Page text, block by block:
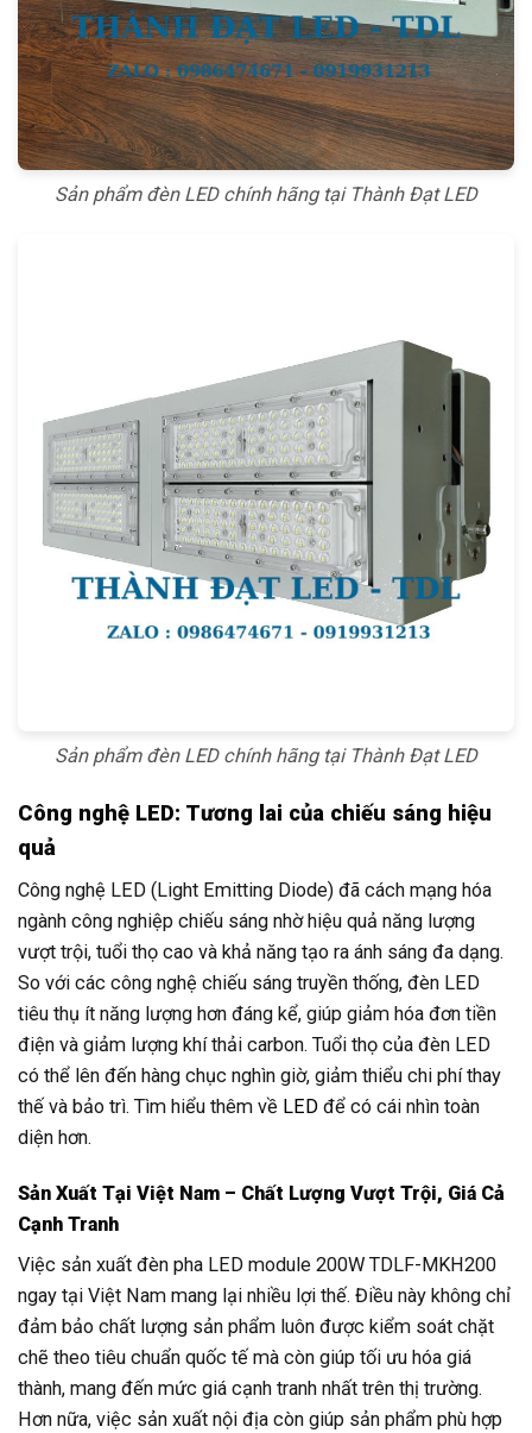
Sản phẩm đèn LED chính hãng tại Thành Đạt LED
Sản phẩm đèn LED chính hãng tại Thành Đạt LED
Công nghệ LED: Tương lai của chiếu sáng hiệu
quả
Công nghệ LED (Light Emitting Diode) đã cách mạng hóa
ngành công nghiệp chiếu sáng nhờ hiệu quả năng lượng
vượt trội, tuổi thọ cao và khả năng tạo ra ánh sáng đa dạng.
So với các công nghệ chiếu sáng truyền thống, đèn LED
tiêu thụ ít năng lượng hơn đáng kể, giúp giảm hóa đơn tiền
điện và giảm lượng khí thải carbon. Tuổi thọ của đèn LED
có thể lên đến hàng chục nghìn giờ, giảm thiểu chi phí thay
thế và bảo trì. Tìm hiểu thêm về LED để có cái nhìn toàn
diện hơn.
Sản Xuất Tại Việt Nam – Chất Lượng Vượt Trội, Giá Cả
Cạnh Tranh
Việc sản xuất đèn pha LED module 200W TDLF-MKH200
ngay tại Việt Nam mang lại nhiều lợi thế. Điều này không chỉ
đảm bảo chất lượng sản phẩm luôn được kiểm soát chặt
chẽ theo tiêu chuẩn quốc tế mà còn giúp tối ưu hóa giá
thành, mang đến mức giá cạnh tranh nhất trên thị trường.
Hơn nữa, việc sản xuất nội địa còn giúp sản phẩm phù hợp